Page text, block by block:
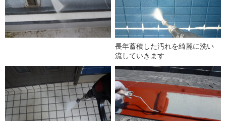
長年蓄積した汚れを綺麗に洗い
流していきます